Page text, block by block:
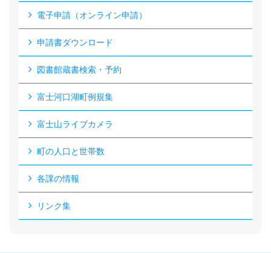
電子申請（オンライン申請）
申請書ダウンロード
図書館蔵書検索・予約
富士河口湖町例規集
富士山ライブカメラ
町の人口と世帯数
各課の情報
リンク集